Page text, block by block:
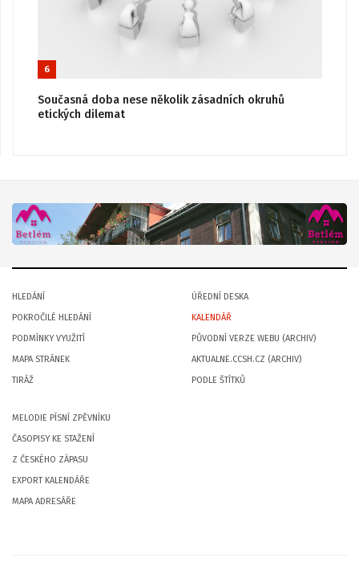
6
Současná doba nese několik zásadních okruhů
etických dilemat
HLEDÁNÍ
POKROČILÉ HLEDÁNÍ
PODMÍNKY VYUŽITÍ
MAPA STRÁNEK
TIRÁŽ
ÚŘEDNÍ DESKA
KALENDÁŘ
PŮVODNÍ VERZE WEBU (ARCHIV)
AKTUALNE.CCSH.CZ (ARCHIV)
PODLE ŠTÍTKŮ
MELODIE PÍSNÍ ZPĚVNÍKU
ČASOPISY KE STAŽENÍ
Z ČESKÉHO ZÁPASU
EXPORT KALENDÁŘE
MAPA ADRESÁŘE